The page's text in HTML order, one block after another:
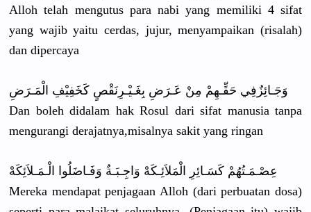
Alloh telah mengutus para nabi yang memiliki 4 sifat
yang wajib yaitu cerdas, jujur, menyampaikan (risalah)
dan dipercaya
وَجَـائِزٌ فِي حَقِّـهِمْ مِنْ عَـرَضِ بِغَـيْـرِ نَقْصٍ كَخَفِيْفِ الْمَـرَضِ
Dan boleh didalam hak Rosul dari sifat manusia tanpa
mengurangi derajatnya,misalnya sakit yang ringan
عِصْـمَـتُهُمْ كَسَـائِرِ الْمَلاَئِـكَهْ وَاجِـبَـة ٌ وَفَـاضَلُوا الْـمَـلاَئِكَهْ
Mereka mendapat penjagaan Alloh (dari perbuatan dosa)